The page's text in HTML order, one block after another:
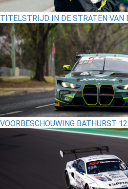
TITELSTRIJD IN DE STRATEN VAN
VOORBESCHOUWING BATHURST